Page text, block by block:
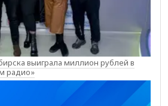
выиграла миллион рублей в
радио»